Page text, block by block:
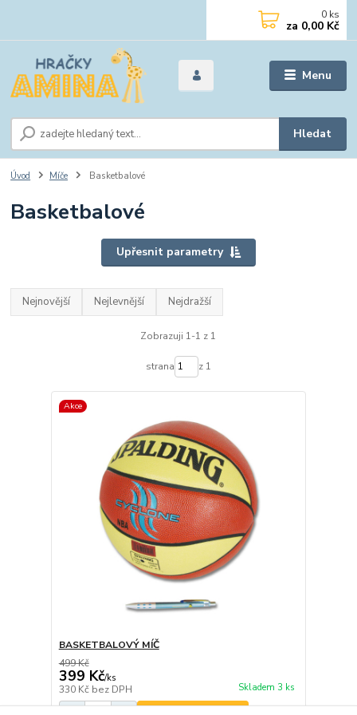
Menu
Hledat
0 ks
za 0,00 Kč
Úvod Míče Basketbalové
Basketbalové
Upřesnit parametry
Nejnovější Nejlevnější Nejdražší
Zobrazuji 1-1 z 1
strana z 1
Akce
BASKETBALOVÝ MÍČ
499 Kč
399 Kč/ks
330 Kč bez DPH Skladem 3 ks